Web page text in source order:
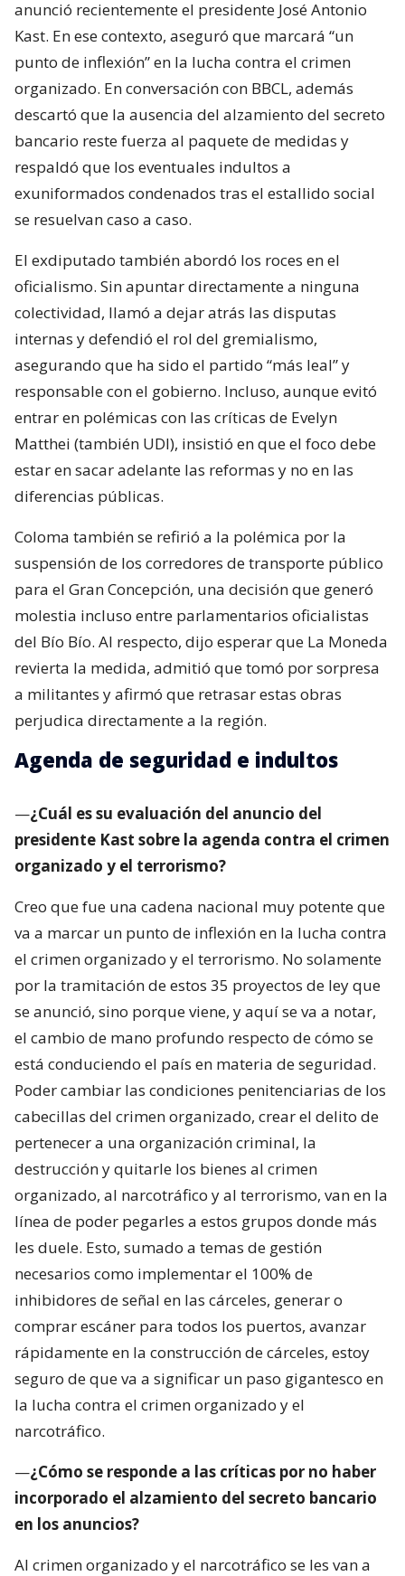
anunció recientemente el presidente José Antonio
Kast. En ese contexto, aseguró que marcará “un
punto de inflexión” en la lucha contra el crimen
organizado. En conversación con BBCL, además
descartó que la ausencia del alzamiento del secreto
bancario reste fuerza al paquete de medidas y
respaldó que los eventuales indultos a
exuniformados condenados tras el estallido social
se resuelvan caso a caso.
El exdiputado también abordó los roces en el
oficialismo. Sin apuntar directamente a ninguna
colectividad, llamó a dejar atrás las disputas
internas y defendió el rol del gremialismo,
asegurando que ha sido el partido “más leal” y
responsable con el gobierno. Incluso, aunque evitó
entrar en polémicas con las críticas de Evelyn
Matthei (también UDI), insistió en que el foco debe
estar en sacar adelante las reformas y no en las
diferencias públicas.
Coloma también se refirió a la polémica por la
suspensión de los corredores de transporte público
para el Gran Concepción, una decisión que generó
molestia incluso entre parlamentarios oficialistas
del Bío Bío. Al respecto, dijo esperar que La Moneda
revierta la medida, admitió que tomó por sorpresa
a militantes y afirmó que retrasar estas obras
perjudica directamente a la región.
Agenda de seguridad e indultos
—¿Cuál es su evaluación del anuncio del
presidente Kast sobre la agenda contra el crimen
organizado y el terrorismo?
Creo que fue una cadena nacional muy potente que
va a marcar un punto de inflexión en la lucha contra
el crimen organizado y el terrorismo. No solamente
por la tramitación de estos 35 proyectos de ley que
se anunció, sino porque viene, y aquí se va a notar,
el cambio de mano profundo respecto de cómo se
está conduciendo el país en materia de seguridad.
Poder cambiar las condiciones penitenciarias de los
cabecillas del crimen organizado, crear el delito de
pertenecer a una organización criminal, la
destrucción y quitarle los bienes al crimen
organizado, al narcotráfico y al terrorismo, van en la
línea de poder pegarles a estos grupos donde más
les duele. Esto, sumado a temas de gestión
necesarios como implementar el 100% de
inhibidores de señal en las cárceles, generar o
comprar escáner para todos los puertos, avanzar
rápidamente en la construcción de cárceles, estoy
seguro de que va a significar un paso gigantesco en
la lucha contra el crimen organizado y el
narcotráfico.
—¿Cómo se responde a las críticas por no haber
incorporado el alzamiento del secreto bancario
en los anuncios?
Al crimen organizado y el narcotráfico se les van a